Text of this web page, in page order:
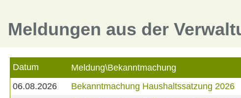
Meldungen aus der
Datum
Meldung\Bekanntmachung
06.08.2026
Bekanntmachung Haushaltssatzung 2026